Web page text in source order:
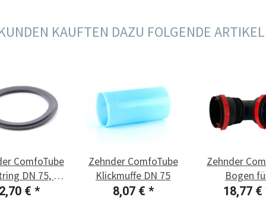
KAUFTEN DAZU FOLGENDE
ComfoTube
DN 75, 1
Stück
€ *
Zehnder ComfoTube
Klickmuffe DN 75
8,07 € *
Zehnder
Bogen
ComfoTube
18,77 €